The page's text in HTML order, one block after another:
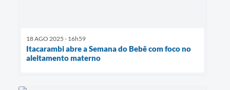
18 AGO 2025 - 16h59
Itacarambi abre a Semana do Bebê com foco no
aleitamento materno